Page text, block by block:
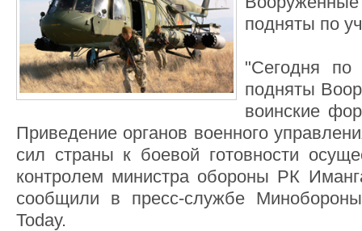
подняты по
"Сегодня по
подняты
воинские
Приведение органов военного
сил страны к боевой готовности
контролем министра обороны РК
сообщили в пресс-службе
Today.